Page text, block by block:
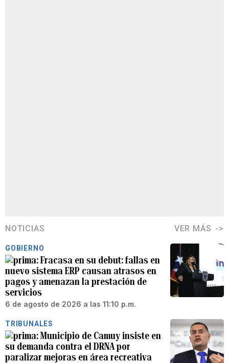
NOTICIAS VER MÁS
GOBIERNO
Fracasa en su debut: fallas en
nuevo sistema ERP causan atrasos en
pagos y amenazan la prestación de
servicios
6 de agosto de 2026 a las 11:10 p.m.
TRIBUNALES
Municipio de Camuy insiste en
su demanda contra el DRNA por
paralizar mejoras en área recreativa